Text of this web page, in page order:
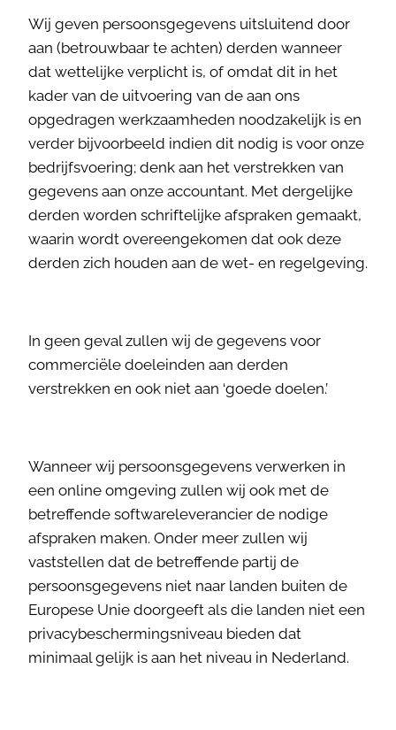
Wij geven persoonsgegevens uitsluitend door
aan (betrouwbaar te achten) derden wanneer
dat wettelijke verplicht is, of omdat dit in het
kader van de uitvoering van de aan ons
opgedragen werkzaamheden noodzakelijk is en
verder bijvoorbeeld indien dit nodig is voor onze
bedrijfsvoering; denk aan het verstrekken van
gegevens aan onze accountant. Met dergelijke
derden worden schriftelijke afspraken gemaakt,
waarin wordt overeengekomen dat ook deze
derden zich houden aan de wet- en regelgeving.
In geen geval zullen wij de gegevens voor
commerciële doeleinden aan derden
verstrekken en ook niet aan ‘goede doelen.’
Wanneer wij persoonsgegevens verwerken in
een online omgeving zullen wij ook met de
betreffende softwareleverancier de nodige
afspraken maken. Onder meer zullen wij
vaststellen dat de betreffende partij de
persoonsgegevens niet naar landen buiten de
Europese Unie doorgeeft als die landen niet een
privacybeschermingsniveau bieden dat
minimaal gelijk is aan het niveau in Nederland.